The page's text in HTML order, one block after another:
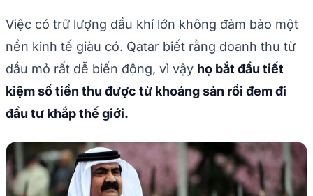
Việc có trữ lượng dầu khí lớn không đảm bảo một
nền kinh tế giàu có. Qatar biết rằng doanh thu từ
dầu mỏ rất dễ biến động, vì vậy họ bắt đầu tiết
kiệm số tiền thu được từ khoáng sản rồi đem đi
đầu tư khắp thế giới.